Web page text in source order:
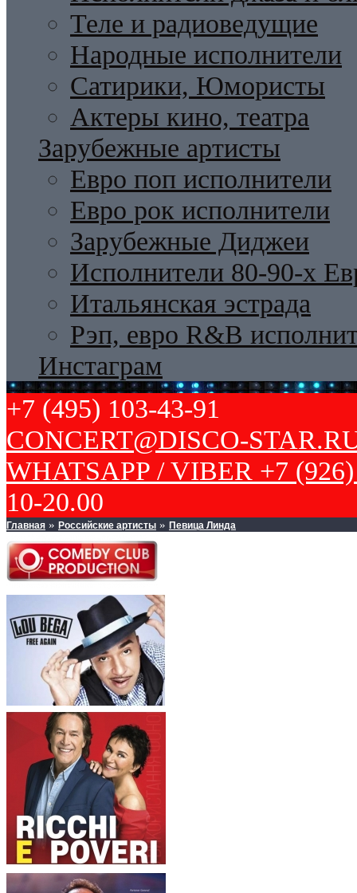
Теле и радиоведущие
Народные исполнители
Сатирики, Юмористы
Актеры кино, театра
Зарубежные артисты
Евро поп исполнители
Евро рок исполнители
Зарубежные Диджеи
Исполнители 80-90-х
Итальянская эстрада
Рэп, евро R&B
Инстаграм
+7 (495) 103-43-91
CONCERT@DISCO-
WHATSAPP / VIBER +7
10-20.00
Главная » Российские артисты » Певица Линда